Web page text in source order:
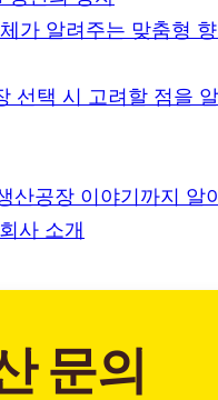
가 알려주는 맞춤형 향
선택 시 고려할 점을 알
산공장 이야기까지 알
사 소개
문의